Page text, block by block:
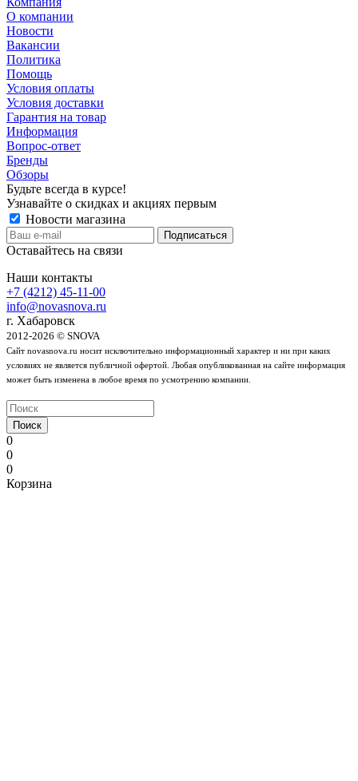
О компании
Новости
Вакансии
Политика
Помощь
Условия оплаты
Условия доставки
Гарантия на товар
Информация
Вопрос-ответ
Бренды
Обзоры
Будьте всегда в курсе!
Узнавайте о скидках и акциях первым
Новости магазина
Оставайтесь на связи
Наши контакты
+7 (4212) 45-11-00
info@novasnova.ru
г. Хабаровск
2012-2026 © SNOVA
Сайт novasnova.ru носит исключительно информационный характер и ни при каких
условиях не является публичной офертой. Любая опубликованная на сайте информация
может быть изменена в любое время по усмотрению компании.
Поиск
0
0
0
Корзина